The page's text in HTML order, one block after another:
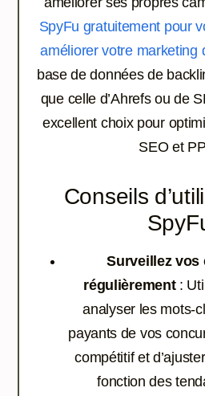
SpyFu gratuitement pour
améliorer votre marketing
base de données de
que celle d’Ahrefs ou de
excellent choix pour
SEO et
Conseils
Surveillez vos
régulièrement:
analyser les mots-
payants de vos
compétitif et
fonction des